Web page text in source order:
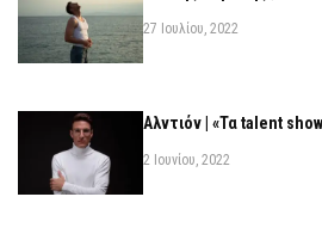
27 Ιουλίου, 2022
Αλντιόν | «Τα talent
2 Ιουνίου, 2022